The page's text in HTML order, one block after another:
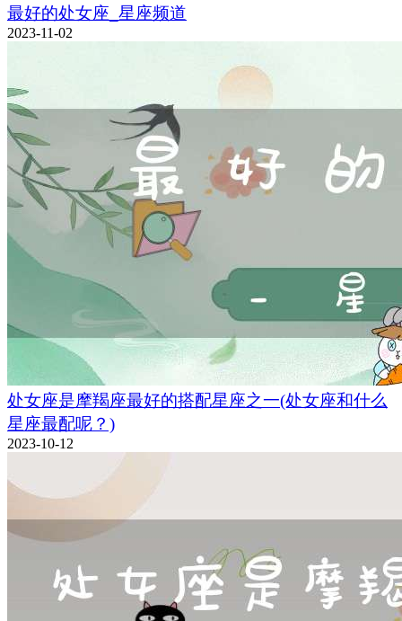
最好的处女座_星座频道
2023-11-02
处女座是摩羯座最好的搭配星座之一(处女座和什么
星座最配呢？)
2023-10-12